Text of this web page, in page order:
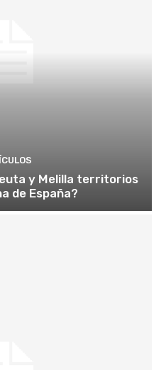
y Melilla territorios
de España?